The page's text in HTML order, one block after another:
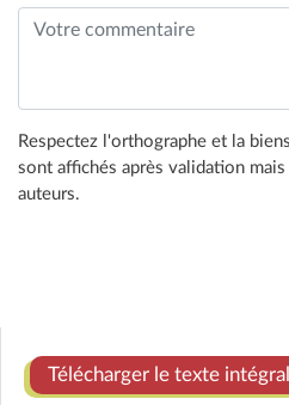
Respectez l'orthographe et la
sont affichés après validation
auteurs.
Télécharger le texte